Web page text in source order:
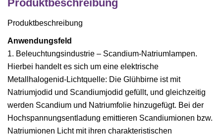
Produktbeschreibung
Produktbeschreibung
Anwendungsfeld
1. Beleuchtungsindustrie – Scandium-Natriumlampen.
Hierbei handelt es sich um eine elektrische
Metallhalogenid-Lichtquelle: Die Glühbirne ist mit
Natriumjodid und Scandiumjodid gefüllt, und gleichzeitig
werden Scandium und Natriumfolie hinzugefügt. Bei der
Hochspannungsentladung emittieren Scandiumionen bzw.
Natriumionen Licht mit ihren charakteristischen